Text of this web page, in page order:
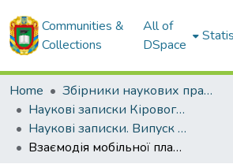
Communities &
Collections
All of
DSpace
Home
Збірники наукових праць ЦНТУ
Наукові записки Кіровоградського національного технічного університету.
Наукові записки. Випуск 11. Частина 1. - 2011
Взаємодія мобільної платформи J2ME з комунікаційними лініями глобальної мережі